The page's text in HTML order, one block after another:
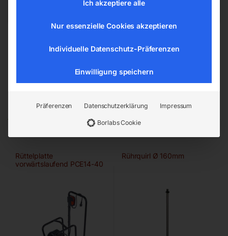
Ähnliche Produkte
Rüttelplatte
vorwärtslaufend PCE14-40
Rührquirl Ø 160mm
Ich akzeptiere alle
Nur essenzielle Cookies akzeptieren
Individuelle Datenschutz-Präferenzen
Einwilligung speichern
Präferenzen Datenschutzerklärung Impressum
Borlabs Cookie